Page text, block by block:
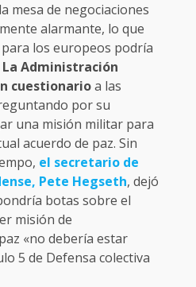
mesa de negociaciones
alarmante, lo que
los europeos podría
La Administración
cuestionarioa las
por su
una misión militar para
acuerdo de paz. Sin
el secretario de
Pete Hegseth, dejó
botas sobre el
misión de
«no debería estar
5 de Defensa colectiva